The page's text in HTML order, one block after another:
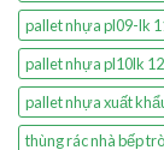
pallet nhựa pl09-lk
pallet nhựa pl10lk
pallet nhựa xuất
thùng rác nhà bếp